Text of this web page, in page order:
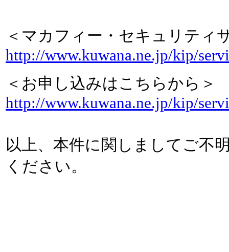
＜マカフィー・セキュリティ
http://www.kuwana.ne.jp/kip/
＜お申し込みはこちらから＞
http://www.kuwana.ne.jp/kip/
以上、本件に関しましてご不
ください。